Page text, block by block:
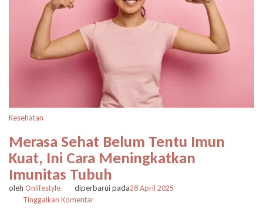
Kesehatan
Merasa Sehat Belum Tentu Imun
Kuat, Ini Cara Meningkatkan
Imunitas Tubuh
oleh Onlifestyle diperbarui pada28 April 2025
Tinggalkan Komentarpada